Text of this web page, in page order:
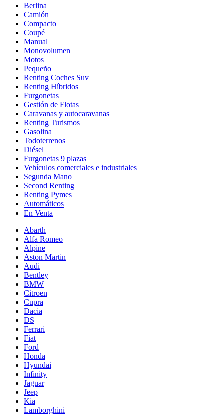
Berlina
Camión
Compacto
Coupé
Manual
Monovolumen
Motos
Pequeño
Renting Coches Suv
Renting Híbridos
Furgonetas
Gestión de Flotas
Caravanas y autocaravanas
Renting Turismos
Gasolina
Todoterrenos
Diésel
Furgonetas 9 plazas
Vehículos comerciales e industriales
Segunda Mano
Second Renting
Renting Pymes
Automáticos
En Venta
Abarth
Alfa Romeo
Alpine
Aston Martin
Audi
Bentley
BMW
Citroen
Cupra
Dacia
DS
Ferrari
Fiat
Ford
Honda
Hyundai
Infinity
Jaguar
Jeep
Kia
Lamborghini